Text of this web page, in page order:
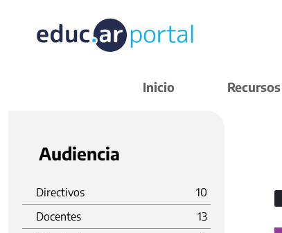
Inicio Recursos
Audiencia
Directivos
10
Docentes
13